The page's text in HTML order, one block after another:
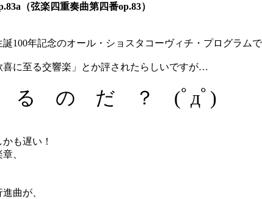
（弦楽四重奏曲第四番op.83）
100年記念のオール・ショスタコーヴィチ・プログラム
に至る交響楽」とか評されたらしいですが…
の だ ？ (ﾟдﾟ)
も遅い！
、
曲が、